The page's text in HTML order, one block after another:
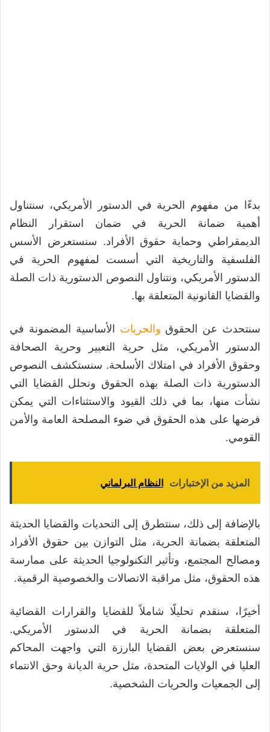
بدءًا من مفهوم الحرية في الدستور الأمريكي، سنتناول
أهمية ضمانة الحرية في ضمان استقرار النظام
الديمقراطي وحماية حقوق الأفراد. سنستعرض الأسس
الفلسفية والتاريخية التي أسست لمفهوم الحرية في
الدستور الأمريكي، ونتناول النصوص الدستورية ذات الصلة
والقضايا القانونية المتعلقة بها.
سنتحدث عن الحقوق والحريات الأساسية المضمونة في
الدستور الأمريكي، مثل حرية التعبير وحرية الصحافة
وحقوق الأفراد في امتلاك الأسلحة. سنستكشف النصوص
الدستورية ذات الصلة بهذه الحقوق ونحلل القضايا التي
نشأت منها، بما في ذلك القيود والاستثناءات التي يمكن
فرضها على هذه الحقوق في ضوء المصلحة العامة والأمن
القومي.
المزيد من الإختبارات النظام البرلماني
بالإضافة إلى ذلك، سنتطرق إلى التحديات والقضايا الحديثة
المتعلقة بضمانة الحرية، مثل التوازن بين حقوق الأفراد
ومصالح المجتمع، وتأثير التكنولوجيا الحديثة على ممارسة
هذه الحقوق، مثل مراقبة الاتصالات والخصوصية الرقمية.
أخيرًا، سنقدم تحليلًا شاملاً للقضايا والقرارات القضائية
المتعلقة بضمانة الحرية في الدستور الأمريكي.
سنستعرض بعض القضايا البارزة التي واجهت المحاكم
العليا في الولايات المتحدة، مثل حرية الديانة وحق الانتماء
إلى الجمعيات والحريات الشخصية.